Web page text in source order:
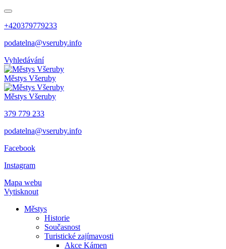
+420379779233
podatelna@vseruby.info
Vyhledávání
Městys Všeruby
Městys Všeruby
379 779 233
podatelna@vseruby.info
Facebook
Instagram
Mapa webu
Vytisknout
Městys
Historie
Současnost
Turistické zajímavosti
Akce Kámen